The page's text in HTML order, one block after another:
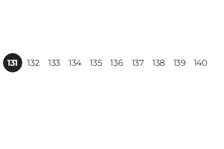
131 132 133 134 135 136 137 138 139 140